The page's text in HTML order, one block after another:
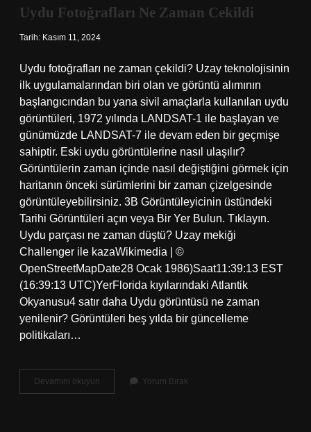
Uydu Fotoğrafları Ne Zaman Cekildi
Tarih: Kasım 11, 2024
Uydu fotoğrafları ne zaman çekildi? Uzay teknolojisinin
ilk uygulamalarından biri olan ve görüntü alımının
başlangıcından bu yana sivil amaçlarla kullanılan uydu
görüntüleri, 1972 yılında LANDSAT-1 ile başlayan ve
günümüzde LANDSAT-7 ile devam eden bir geçmişe
sahiptir. Eski uydu görüntülerine nasıl ulaşılır?
Görüntülerin zaman içinde nasıl değiştiğini görmek için
haritanın önceki sürümlerini bir zaman çizelgesinde
görüntüleyebilirsiniz. 3B Görüntüleyicinin üstündeki
Tarihi Görüntüleri açın veya Bir Yer Bulun. Tıklayın.
Uydu parçası ne zaman düştü? Uzay mekiği
Challenger ile kazaWikimedia | ©
OpenStreetMapDate28 Ocak 1986)Saat11:39:13 EST
(16:39:13 UTC)YerFlorida kıyılarındaki Atlantik
Okyanusu4 satır daha Uydu görüntüsü ne zaman
yenilenir? Görüntüleri beş yılda bir güncelleme
politikaları…
Devamını okuyun
Fotoğrafları
Yorum Bırak